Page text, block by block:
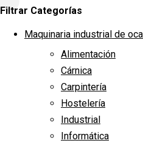
Close
Filters
Filtrar Categorías
Maquinaria industrial de
Alimentación
Cárnica
Carpintería
Hostelería
Industrial
Informática